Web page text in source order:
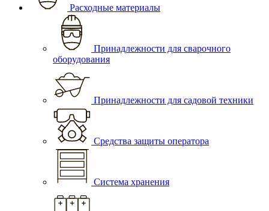
Расходные материалы
Принадлежности для сварочного
оборудования
Принадлежности для садовой техники
Средства защиты оператора
Система хранения